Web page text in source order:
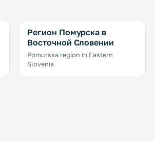
Регион Помурска в
Восточной Словении
Pomurska region in Eastern
Slovenia